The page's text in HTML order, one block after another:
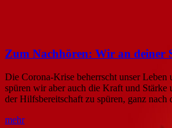
Zum Nachhören: Wir an deiner
Die Corona-Krise beherrscht unser Leben
spüren wir aber auch die Kraft und Stärke
der Hilfsbereitschaft zu spüren, ganz nach
mehr